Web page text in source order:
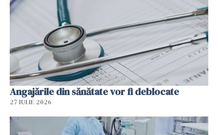
Angajările din sănătate vor fi deblocate
27 IULIE 2026